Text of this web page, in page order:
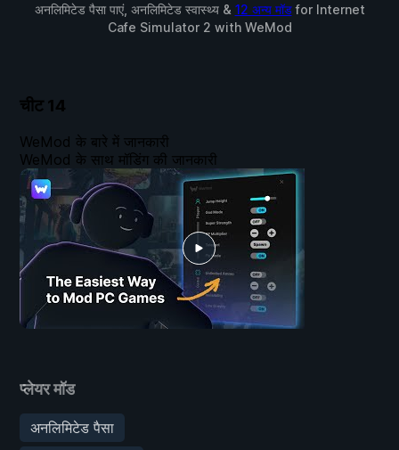
अनलिमिटेड पैसा पाएं, अनलिमिटेड स्वास्थ्य & 12 अन्य मॉडfor Internet
Cafe Simulator 2 with WeMod
चीट 14
प्लेयर मॉड
अनलिमिटेड पैसा
WeMod के बारे में जानकारी
WeMod के साथ मॉडिंग की जानकारी